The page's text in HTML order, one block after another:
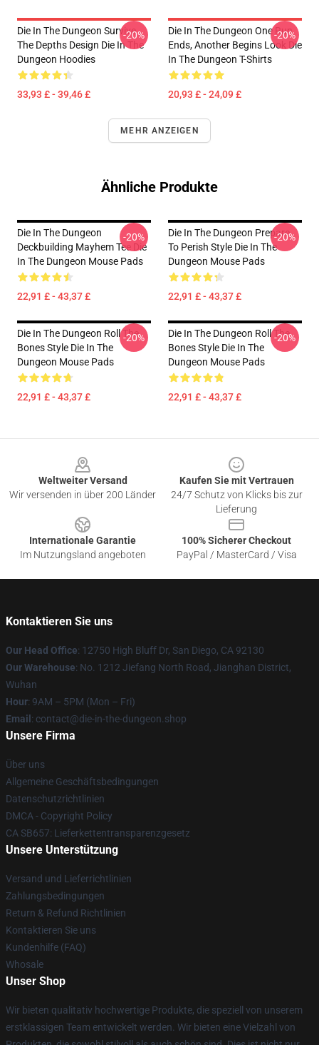
Die In The Dungeon Survive
The Depths Design Die In The
Dungeon Hoodies
33,93 £ - 39,46 £
-20%
Die In The Dungeon One Run
Ends, Another Begins Look Die
In The Dungeon T-Shirts
20,93 £ - 24,09 £
-20%
MEHR ANZEIGEN
Ähnliche Produkte
Die In The Dungeon
Deckbuilding Mayhem Tee Die
In The Dungeon Mouse Pads
22,91 £ - 43,37 £
-20%
Die In The Dungeon Prepare
To Perish Style Die In The
Dungeon Mouse Pads
22,91 £ - 43,37 £
-20%
Die In The Dungeon Roll The
Bones Style Die In The
Dungeon Mouse Pads
22,91 £ - 43,37 £
-20%
Die In The Dungeon Roll The
Bones Style Die In The
Dungeon Mouse Pads
22,91 £ - 43,37 £
-20%
Weltweiter Versand
Wir versenden in über 200 Länder
Kaufen Sie mit Vertrauen
24/7 Schutz von Klicks bis zur
Lieferung
Internationale Garantie
Im Nutzungsland angeboten
100% Sicherer Checkout
PayPal / MasterCard / Visa
Kontaktieren Sie uns
Our Head Office: 12750 High Bluff Dr, San Diego, CA 92130
Our Warehouse: No. 1212 Jiefang North Road, Jianghan District,
Wuhan
Hour: 9AM – 5PM (Mon – Fri)
Email : contact@die-in-the-dungeon.shop
Unsere Firma
Über uns
Allgemeine Geschäftsbedingungen
Datenschutzrichtlinien
DMCA - Copyright Policy
CA SB657: Lieferkettentransparenzgesetz
Unsere Unterstützung
Versand und Lieferrichtlinien
Zahlungsbedingungen
Return & Refund Richtlinien
Kontaktieren Sie uns
Kundenhilfe (FAQ)
Whosale
Unser Shop
Wir bieten qualitativ hochwertige Produkte, die speziell von unserem
erstklassigen Team entwickelt werden. Wir bieten eine Vielzahl von